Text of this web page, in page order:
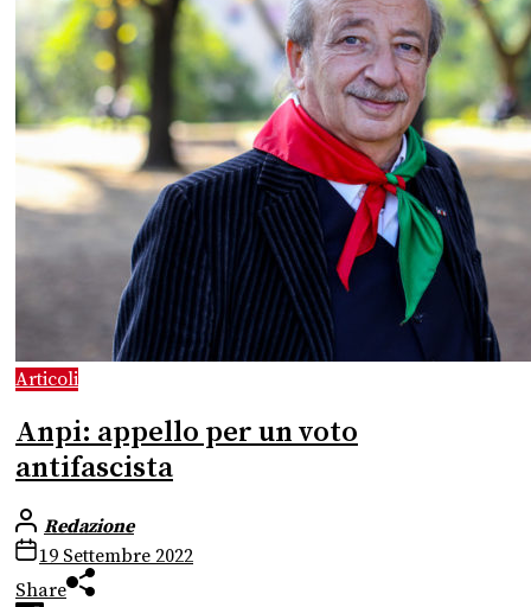
Articoli
Anpi: appello per un voto
antifascista
Redazione
19 Settembre 2022
Share